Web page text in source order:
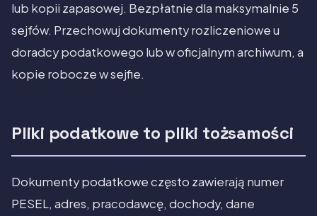
lub kopii zapasowej. Bezpłatnie dla maksymalnie 5
sejfów. Przechowuj dokumenty rozliczeniowe u
doradcy podatkowego lub w oficjalnym archiwum, a
kopie robocze w sejfie.
Pliki podatkowe to pliki tożsamości
Dokumenty podatkowe często zawierają numer
PESEL, adres, pracodawcę, dochody, dane